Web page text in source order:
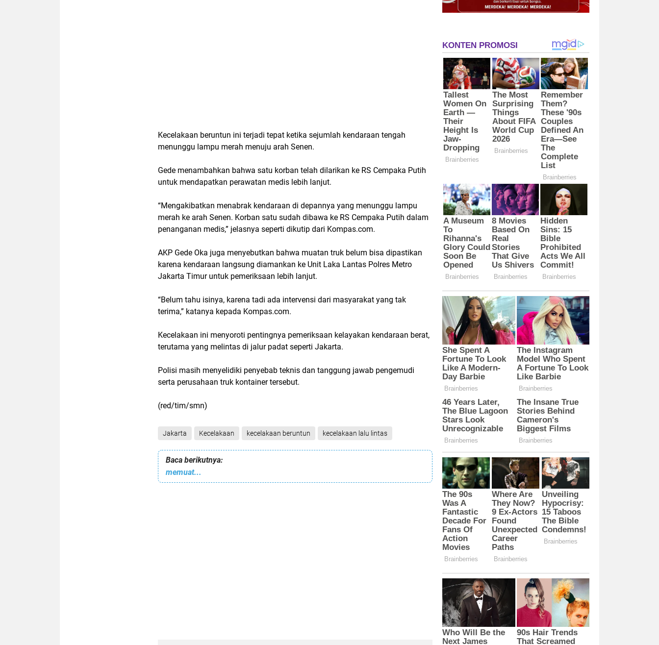
Kecelakaan beruntun ini terjadi tepat ketika sejumlah kendaraan tengah
menunggu lampu merah menuju arah Senen.
Gede menambahkan bahwa satu korban telah dilarikan ke RS Cempaka Putih
untuk mendapatkan perawatan medis lebih lanjut.
“Mengakibatkan menabrak kendaraan di depannya yang menunggu lampu
merah ke arah Senen. Korban satu sudah dibawa ke RS Cempaka Putih dalam
penanganan medis,” jelasnya seperti dikutip dari Kompas.com.
AKP Gede Oka juga menyebutkan bahwa muatan truk belum bisa dipastikan
karena kendaraan langsung diamankan ke Unit Laka Lantas Polres Metro
Jakarta Timuruntuk pemeriksaan lebih lanjut.
“Belum tahu isinya, karena tadi ada intervensi dari masyarakat yang tak
terima,” katanya kepada Kompas.com.
Kecelakaan ini menyoroti pentingnya pemeriksaan kelayakan kendaraan berat,
terutama yang melintas di jalur padat seperti Jakarta.
Polisi masih menyelidiki penyebab teknis dan tanggung jawab pengemudi
serta perusahaan truk kontainer tersebut.
(red/tim/smn)
Jakarta Kecelakaan kecelakaan beruntun kecelakaan lalu lintas
Baca berikutnya:
memuat...